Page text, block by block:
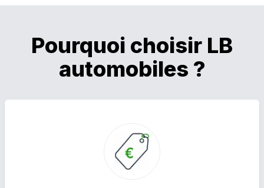
Pourquoi choisir LB
automobiles ?